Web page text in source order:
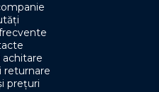
achitare
returnare
prețuri